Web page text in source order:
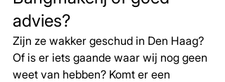
advies?
Zijn ze wakker geschud in Den Haag?
Of is er iets gaande waar wij nog geen
weet van hebben? Komt er een